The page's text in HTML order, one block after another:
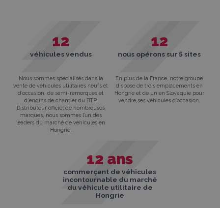
12
véhicules vendus
Nous sommes spécialisés dans la
vente de véhicules utilitaires neufs et
d’occasion, de semi-remorques et
d'engins de chantier du BTP.
Distributeur officiel de nombreuses
marques, nous sommes l’un des
leaders du marché de véhicules en
Hongrie.
12
nous opérons sur 5 sites
En plus de la France, notre groupe
dispose de trois emplacements en
Hongrie et de un en Slovaquie pour
vendre ses véhicules d’occasion.
12 ans
commerçant de véhicules
incontournable du marché
du véhicule utilitaire de
Hongrie